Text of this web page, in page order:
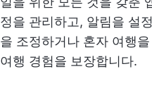
정을 관리하고, 알림을 설
을 조정하거나 혼자 여행
여행 경험을 보장합니다.